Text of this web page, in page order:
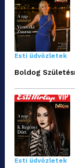
Esti üdvözletek
Boldog
Esti üdvözletek